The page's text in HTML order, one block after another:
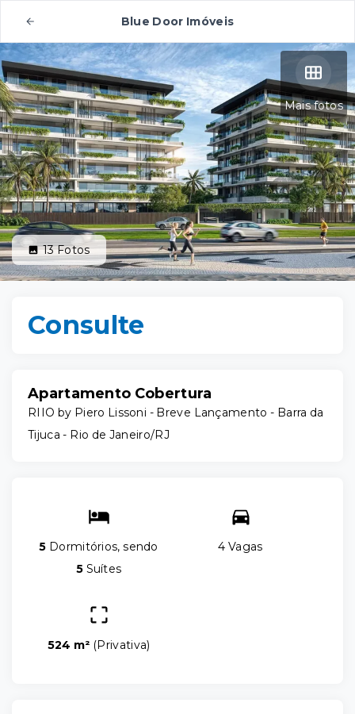
Blue Door Imóveis
Mais fotos
13Fotos
Consulte
Apartamento Cobertura
RIIO by Piero Lissoni - Breve Lançamento - Barra da
Tijuca - Rio de Janeiro/RJ
5 Dormitórios, sendo
5Suítes
4 Vagas
524 m² (Privativa)